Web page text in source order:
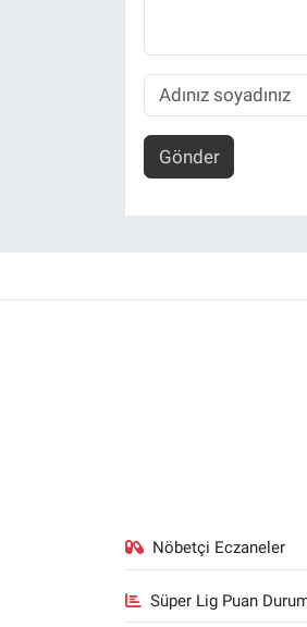
Gönder
Nöbetçi Eczaneler
Süper Lig Puan